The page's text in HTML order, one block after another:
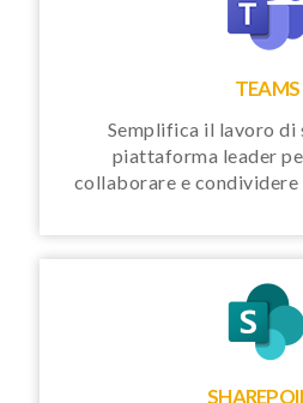
TEAMS
Semplifica il lavoro di
piattaforma leader
collaborare e condividere